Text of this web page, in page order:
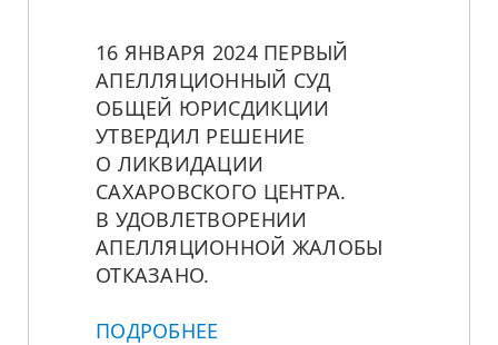
16 ЯНВАРЯ 2024 ПЕРВЫЙ
АПЕЛЛЯЦИОННЫЙ СУД
ОБЩЕЙ ЮРИСДИКЦИИ
УТВЕРДИЛ РЕШЕНИЕ
О ЛИКВИДАЦИИ
САХАРОВСКОГО ЦЕНТРА.
В УДОВЛЕТВОРЕНИИ
АПЕЛЛЯЦИОННОЙ ЖАЛОБЫ
ОТКАЗАНО.
ПОДРОБНЕЕ